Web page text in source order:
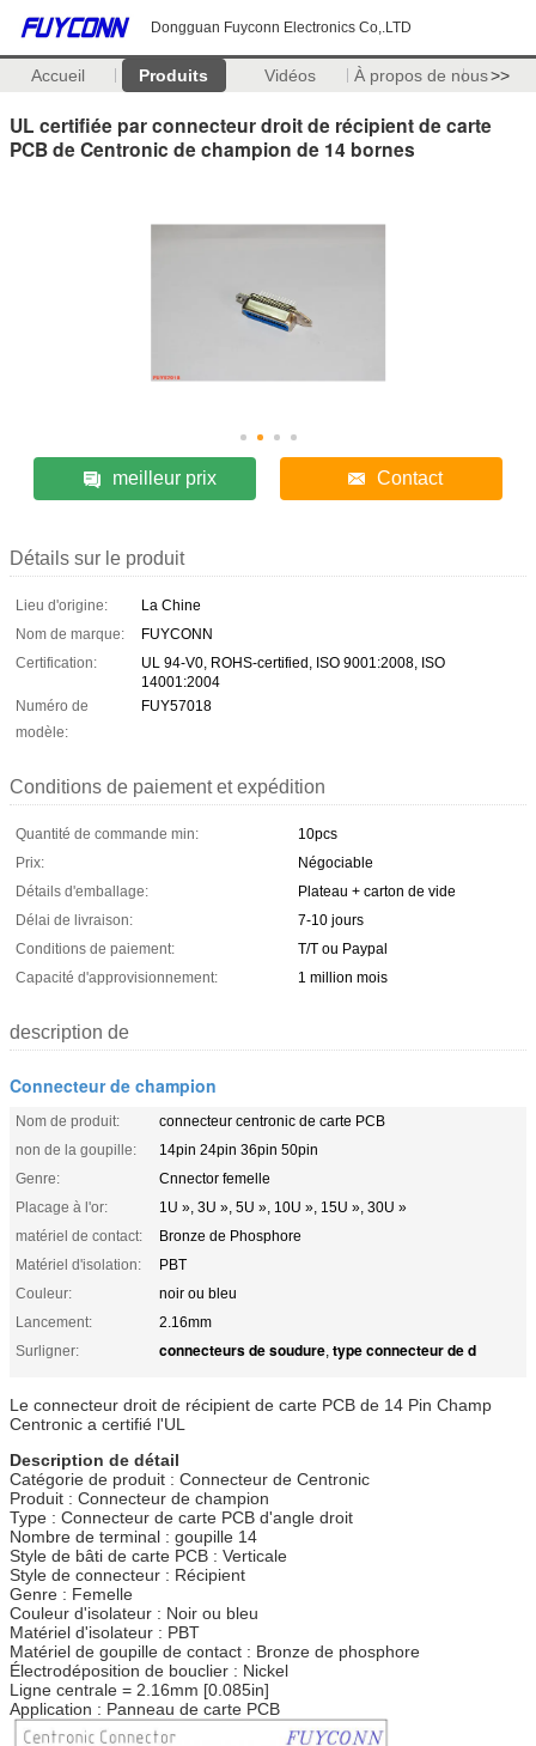
Dongguan Fuyconn Electronics Co,.LTD
Accueil Produits Vidéos À propos de nous>>
UL certifiée par connecteur droit de récipient de carte
PCB de Centronic de champion de 14 bornes
meilleur prix Contact
Détails sur le produit
Lieu d'origine:
La Chine
Nom de marque:
FUYCONN
Certification:
UL 94-V0, ROHS-certified, ISO 9001:2008, ISO
14001:2004
Numéro de
modèle:
FUY57018
Conditions de paiement et expédition
Quantité de commande min:
10pcs
Prix:
Négociable
Détails d'emballage:
Plateau + carton de vide
Délai de livraison:
7-10 jours
Conditions de paiement:
T/T ou Paypal
Capacité d'approvisionnement:
1 million mois
description de
Connecteur de champion
Nom de produit:
connecteur centronic de carte PCB
non de la goupille:
14pin 24pin 36pin 50pin
Genre:
Cnnector femelle
Placage à l'or:
1U », 3U », 5U », 10U », 15U », 30U »
matériel de contact:
Bronze de Phosphore
Matériel d'isolation:
PBT
Couleur:
noir ou bleu
Lancement:
2.16mm
Surligner:
connecteurs de soudure, type connecteur de d
Le connecteur droit de récipient de carte PCB de 14 Pin Champ
Centronic a certifié l'UL
Description de détail
Catégorie de produit : Connecteur de Centronic
Produit : Connecteur de champion
Type : Connecteur de carte PCB d'angle droit
Nombre de terminal : goupille 14
Style de bâti de carte PCB : Verticale
Style de connecteur : Récipient
Genre : Femelle
Couleur d'isolateur : Noir ou bleu
Matériel d'isolateur : PBT
Matériel de goupille de contact : Bronze de phosphore
Électrodéposition de bouclier : Nickel
Ligne centrale = 2.16mm [0.085in]
Application : Panneau de carte PCB